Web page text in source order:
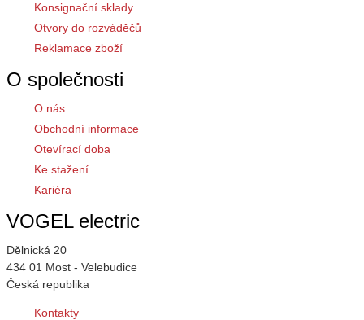
Konsignační sklady
Otvory do rozváděčů
Reklamace zboží
O společnosti
O nás
Obchodní informace
Otevírací doba
Ke stažení
Kariéra
VOGEL electric
Dělnická 20
434 01 Most - Velebudice
Česká republika
Kontakty